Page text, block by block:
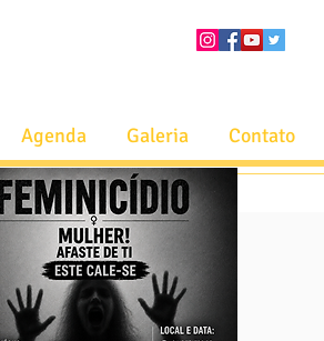
Agenda Galeria Contato